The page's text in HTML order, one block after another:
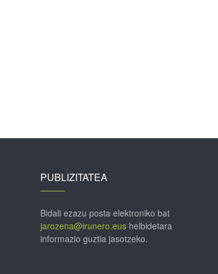
PUBLIZITATEA
Bidali ezazu posta elektroniko bat
jarozena@irunero.eushelbidetara
informazio guztia jasotzeko.